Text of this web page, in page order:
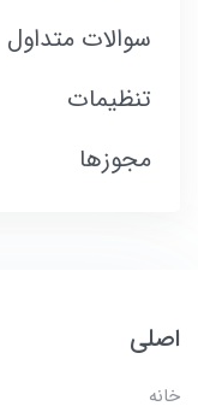
سوالات متداول
تنظیمات
مجوزها
اصلی
خانه